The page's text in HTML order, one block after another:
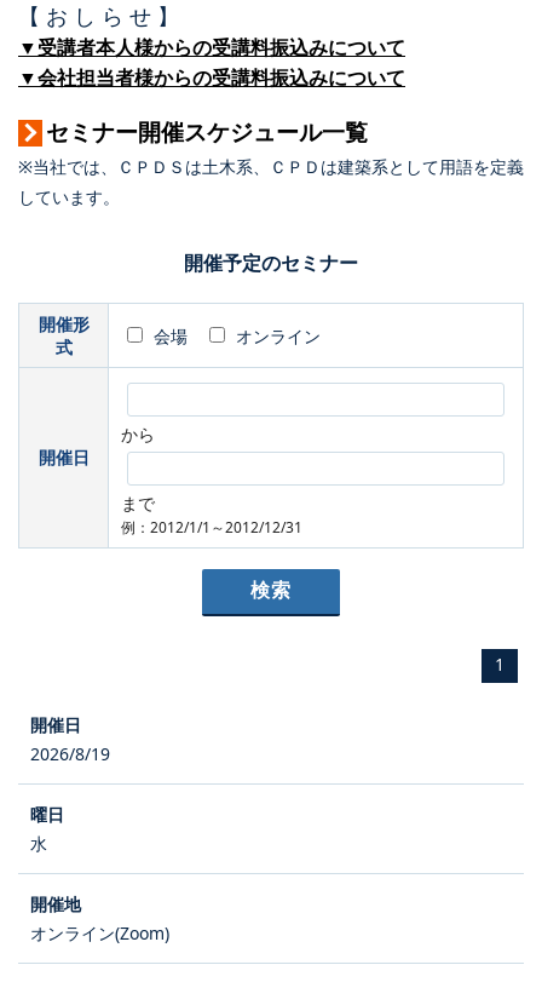
【 お し ら せ 】
▼受講者本人様からの受講料振込みについて
▼会社担当者様からの受講料振込みについて
セミナー開催スケジュール一覧
※当社では、ＣＰＤＳは土木系、ＣＰＤは建築系として用語を定義
しています。
開催予定のセミナー
開催形
式
会場 オンライン
開催日
から
まで
例：2012/1/1～2012/12/31
1
2026/8/19
水
オンライン(Zoom)